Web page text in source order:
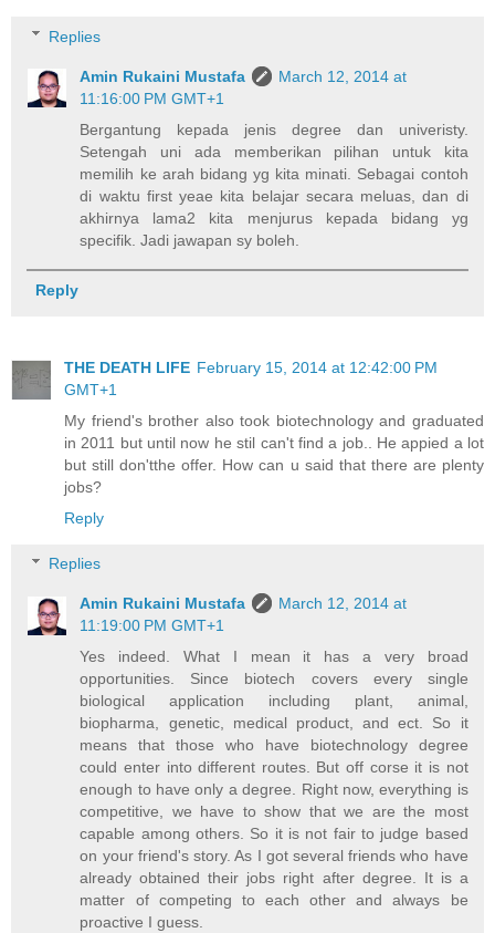
Replies
Amin Rukaini Mustafa
March 12, 2014 at
11:16:00 PM GMT+1
Bergantung kepada jenis degree dan univeristy.
Setengah uni ada memberikan pilihan untuk kita
memilih ke arah bidang yg kita minati. Sebagai contoh
di waktu first yeae kita belajar secara meluas, dan di
akhirnya lama2 kita menjurus kepada bidang yg
specifik. Jadi jawapan sy boleh.
Reply
THE DEATH LIFE February 15, 2014 at 12:42:00 PM
GMT+1
My friend's brother also took biotechnology and graduated
in 2011 but until now he stil can't find a job.. He appied a lot
but still don'tthe offer. How can u said that there are plenty
jobs?
Reply
Replies
Amin Rukaini Mustafa
March 12, 2014 at
11:19:00 PM GMT+1
Yes indeed. What I mean it has a very broad
opportunities. Since biotech covers every single
biological application including plant, animal,
biopharma, genetic, medical product, and ect. So it
means that those who have biotechnology degree
could enter into different routes. But off corse it is not
enough to have only a degree. Right now, everything is
competitive, we have to show that we are the most
capable among others. So it is not fair to judge based
on your friend's story. As I got several friends who have
already obtained their jobs right after degree. It is a
matter of competing to each other and always be
proactive I guess.